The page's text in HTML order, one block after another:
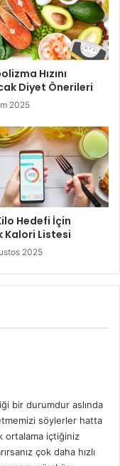
Hızını
Diyet Önerileri
2025
Hedefi İçin
Kalori Listesi
2025
bir durumdur aslında
söylerler hatta
ortalama içtiğiniz
çok daha hızlı